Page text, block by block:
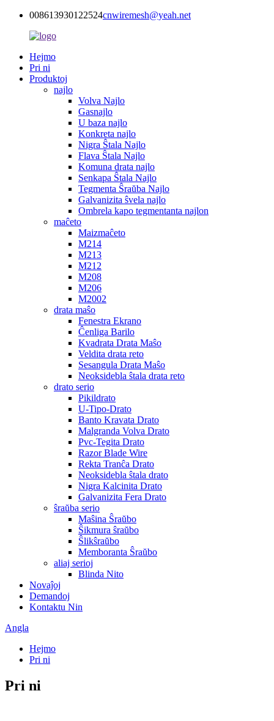
008613930122524cnwiremesh@yeah.net
Hejmo
Pri ni
Produktoj
najlo
Volva Najlo
Gasnajlo
U baza najlo
Konkreta najlo
Nigra Ŝtala Najlo
Flava Ŝtala Najlo
Komuna drata najlo
Senkapa Ŝtala Najlo
Tegmenta Ŝraŭba Najlo
Galvanizita ŝvela najlo
Ombrela kapo tegmentanta najlon
maĉeto
Maizmaĉeto
M214
M213
M212
M208
M206
M2002
drata maŝo
Fenestra Ekrano
Ĉenliga Barilo
Kvadrata Drata Maŝo
Veldita drata reto
Sesangula Drata Maŝo
Neoksidebla ŝtala drata reto
drato serio
Pikildrato
U-Tipo-Drato
Banto Kravata Drato
Malgranda Volva Drato
Pvc-Tegita Drato
Razor Blade Wire
Rekta Tranĉa Drato
Neoksidebla ŝtala drato
Nigra Kalcinita Drato
Galvanizita Fera Drato
ŝraŭba serio
Maŝina Ŝraŭbo
Ŝikmura ŝraŭbo
Ŝlikŝraŭbo
Memboranta Ŝraŭbo
aliaj serioj
Blinda Nito
Novaĵoj
Demandoj
Kontaktu Nin
Angla
Hejmo
Pri ni
Pri ni